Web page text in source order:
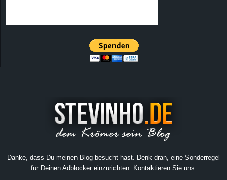
Danke, dass Du meinen Blog besucht hast. Denk dran, eine Sonderregel
für Deinen Adblocker einzurichten. Kontaktieren Sie uns: